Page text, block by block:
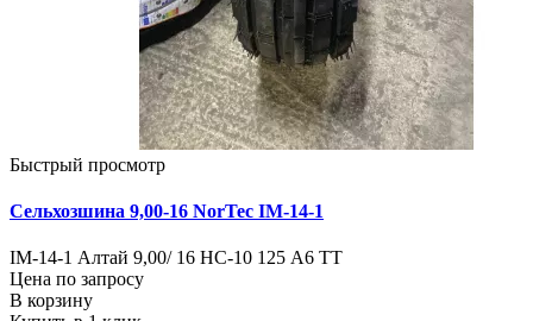
Быстрый просмотр
Сельхозшина 9,00-16 NorTec IM-14-1
IM-14-1 Алтай 9,00/ 16 НС-10 125 А6 TT
Цена по запросу
В корзину